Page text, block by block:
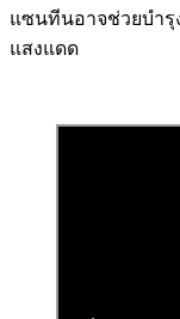
แซนทีนอาจช่วยบำรุ
แสงแดด